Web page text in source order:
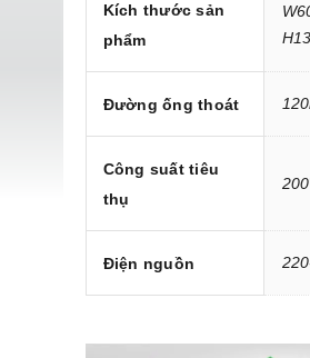
Kích thước sản
phẩm
Đường ống thoát
Công suất tiêu
thụ
Điện nguồn